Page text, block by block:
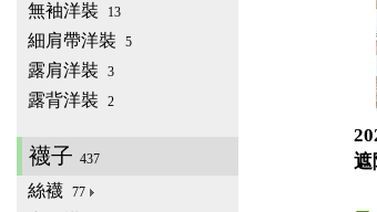
無袖洋裝 13
細肩帶洋裝 5
露肩洋裝 3
露背洋裝 2
襪子 437
絲襪 77
遮